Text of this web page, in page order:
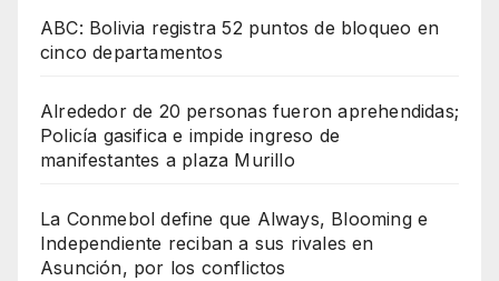
ABC: Bolivia registra 52 puntos de bloqueo en
cinco departamentos
Alrededor de 20 personas fueron aprehendidas;
Policía gasifica e impide ingreso de
manifestantes a plaza Murillo
La Conmebol define que Always, Blooming e
Independiente reciban a sus rivales en
Asunción, por los conflictos